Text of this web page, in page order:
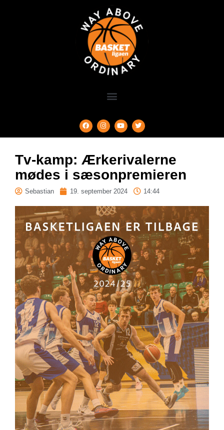
Tv-kamp: Ærkerivalerne
mødes i sæsonpremieren
Sebastian 19. september 2024 14:44